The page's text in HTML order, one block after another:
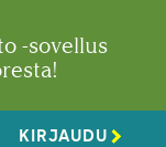
-sovellus
KIRJAUDU